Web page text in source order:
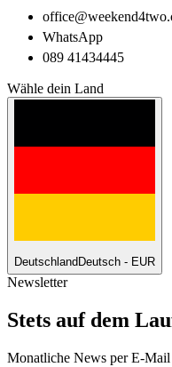
WhatsApp
089 41434445
Wähle dein Land
Deutschland Deutsch - EUR
Newsletter
Stets auf dem
Monatliche News per E-